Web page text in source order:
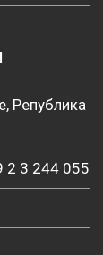
Република
2 3 244 055